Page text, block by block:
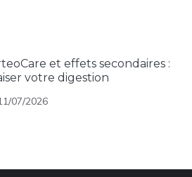
et effets secondaires :
votre digestion
07/2026